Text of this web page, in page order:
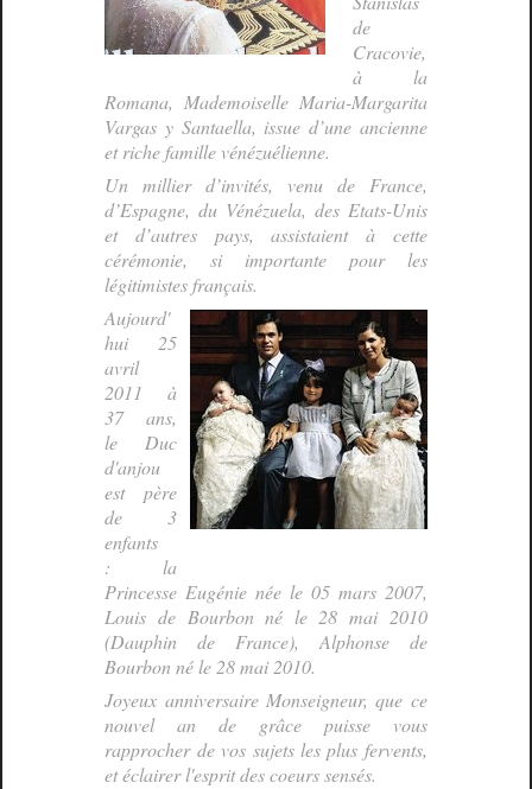
de
Cracovie,
à la
Romana, Mademoiselle Maria-Margarita
Vargas y Santaella, issue d’une ancienne
et riche famille vénézuélienne.
Un millier d’invités, venu de France,
d’Espagne, du Vénézuela, des Etats-Unis
et d’autres pays, assistaient à cette
cérémonie, si importante pour les
légitimistes français.
Aujourd'
hui 25
avril
2011 à
37 ans,
le Duc
d'anjou
est père
de 3
enfants
: la
Princesse Eugénie née le 05 mars 2007,
Louis de Bourbon né le 28 mai 2010
(Dauphin de France), Alphonse de
Bourbon né le 28 mai 2010.
Joyeux anniversaire Monseigneur, que ce
nouvel an de grâce puisse vous
rapprocher de vos sujets les plus fervents,
et éclairer l'esprit des coeurs sensés.